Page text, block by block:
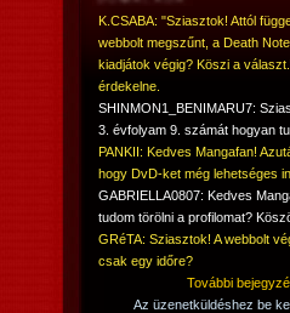
K.CSABA: "Sziasztok! Attól
webbolt megszűnt, a Death
kiadjátok végig? Köszi a
érdekelne.
SHINMON1_BENIMARU7:
3. évfolyam 9. számát hogyan
PANKII: Kedves Mangafan!
hogy DvD-ket még lehetséges
GABRIELLA0807: Kedves
tudom törölni a profilomat?
GRéTA: Sziasztok! A webbolt
csak egy időre?
További
Az üzenetküldéshez be